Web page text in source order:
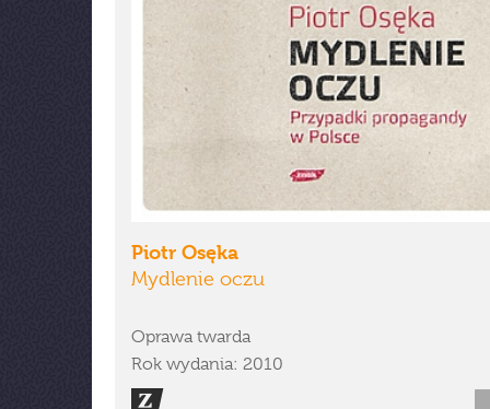
Piotr Osęka
Mydlenie oczu
Oprawa twarda
Rok wydania: 2010